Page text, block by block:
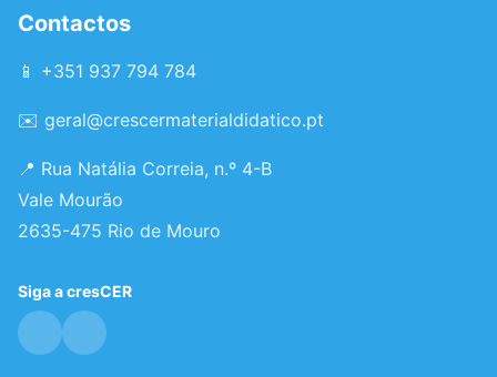
Contactos
📱 +351 937 794 784
✉️ geral@crescermaterialdidatico.pt
📍 Rua Natália Correia, n.º 4-B
Vale Mourão
2635-475 Rio de Mouro
Siga a cresCER